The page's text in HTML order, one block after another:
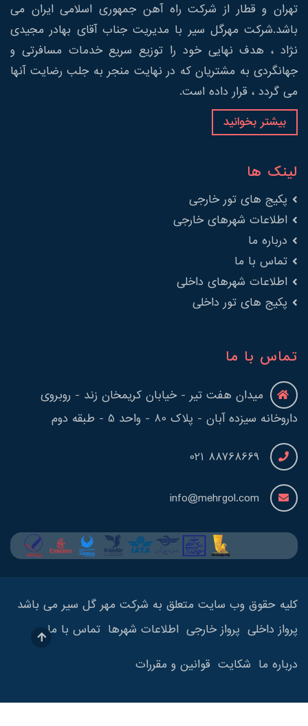
تهران و قطار از شرکت راه آهن جمهوری اسلامی ایران می
باشد.شرکت مهرگل سیر با مدیریت جناب آقای بهادر مجیدی
نژاد ، هدف نهایی خود را توزیع سریع خدمات مسافرتی و
جهانگردی به مشتریان که در نهایت منجر به جلب رضایت آنها
می گردد ، قرار داده است.
بیشتر بخوانید
لینک ها
پکیج های تور خارجی
اطلاعات شهرهای خارجی
درباره ما
تماس با ما
اطلاعات شهرهای داخلی
پکیج های تور داخلی
تماس با ما
میدان هفت تیر - خیابان کریمخان زند - روبروی
داروخانه سیزده آبان - پلاک 80 - واحد 5 - طبقه دوم
88768669 021
info@mehrgol.com
کلیه حقوق وب سایت متعلق به شرکت مهر گل سیر می باشد
پرواز داخلی پرواز خارجی اطلاعات شهرها تماس با ما
درباره ما شکایت قوانین و مقررات